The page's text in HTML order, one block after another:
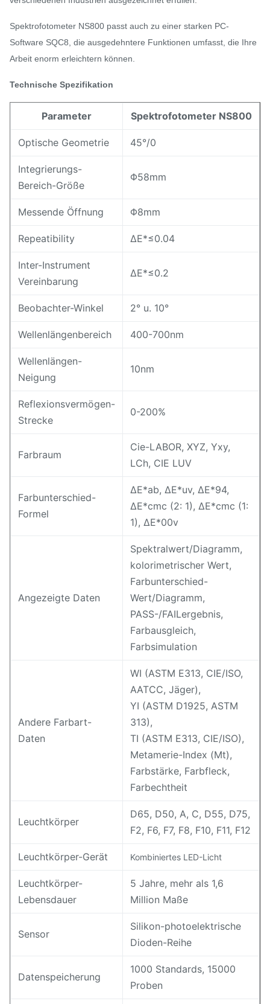
Spektrofotometer NS800 passt auch zu einer starken PC-
Software SQC8, die ausgedehntere Funktionen umfasst, die Ihre
Arbeit enorm erleichtern können.
Technische Spezifikation
Parameter Spektrofotometer NS800
Optische Geometrie 45°/0
Integrierungs-
Bereich-Größe
Φ58mm
Messende Öffnung Φ8mm
Repeatibility ΔE*≤0.04
Inter-Instrument
Vereinbarung
ΔE*≤0.2
Beobachter-Winkel 2° u. 10°
Wellenlängenbereich 400-700nm
Wellenlängen-
Neigung
10nm
Reflexionsvermögen-
Strecke
0-200%
Farbraum
Cie-LABOR, XYZ, Yxy,
LCh, CIE LUV
Farbunterschied-
Formel
ΔE*ab, ΔE*uv, ΔE*94,
ΔE*cmc (2: 1), ΔE*cmc (1:
1), ΔE*00v
Angezeigte Daten
Spektralwert/Diagramm,
kolorimetrischer Wert,
Farbunterschied-
Wert/Diagramm,
PASS-/FAILergebnis,
Farbausgleich,
Farbsimulation
Andere Farbart-
Daten
WI (ASTM E313, CIE/ISO,
AATCC, Jäger),
YI (ASTM D1925, ASTM
313),
TI (ASTM E313, CIE/ISO),
Metamerie-Index (Mt),
Farbstärke, Farbfleck,
Farbechtheit
Leuchtkörper
D65, D50, A, C, D55, D75,
F2, F6, F7, F8, F10, F11, F12
Leuchtkörper-Gerät Kombiniertes LED-Licht
Leuchtkörper-
Lebensdauer
5 Jahre, mehr als 1,6
Million Maße
Sensor
Silikon-photoelektrische
Dioden-Reihe
Datenspeicherung
1000 Standards, 15000
Proben